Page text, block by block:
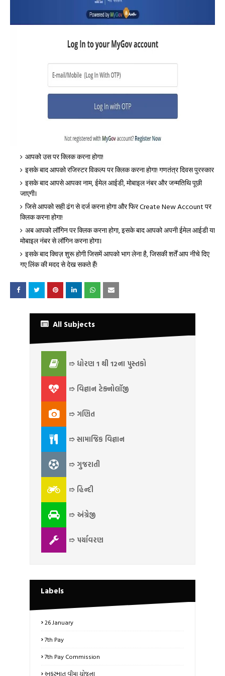
आपको उस पर क्लिक करना होगा!
इसके बाद आपको रजिस्टर विकल्प पर क्लिक करना होगा! गणतंत्र दिवस पुरस्कार
इसके बाद आपसे आपका नाम, ईमेल आईडी, मोबाइल नंबर और जन्मतिथि पूछी
जाएगी।
जिसे आपको सही ढंग से दर्ज करना होगा और फिर Create New Account पर
क्लिक करना होगा!
अब आपको लॉगिन पर क्लिक करना होगा, इसके बाद आपको अपनी ईमेल आईडी या
मोबाइल नंबर से लॉगिन करना होगा।
इसके बाद क्विज़ शुरू होगी जिसमें आपको भाग लेना है, जिसकी शर्तें आप नीचे दिए
गए लिंक की मदद से देख सकते हैं!
All Subjects
➱ ધોરણ 1 થી 12ના પુસ્તકો
➱ વિજ્ઞાન ટેક્નોલૉજી
➱ ગણિત
➱ સામાજિક વિજ્ઞાન
➱ ગુજરાતી
➱ હિન્દી
➱ અંગ્રેજી
➱ પર્યાવરણ
Labels
26 January
7th Pay
7th Pay Commission
અકસ્માત વીમા યોજના